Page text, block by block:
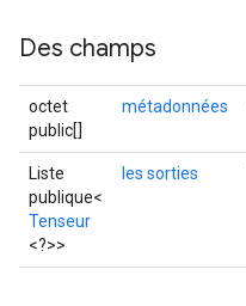
Des champs
octet
public[]
métadonnées
Liste
publique<
Tenseur
<?>>
les sorties